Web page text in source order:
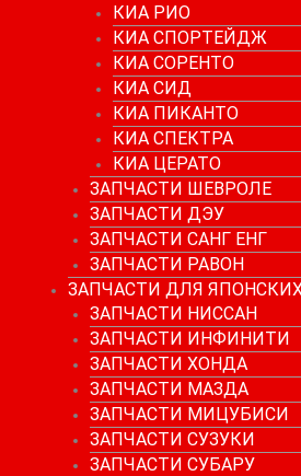
КИА РИО
КИА СПОРТЕЙДЖ
КИА СОРЕНТО
КИА СИД
КИА ПИКАНТО
КИА СПЕКТРА
КИА ЦЕРАТО
ЗАПЧАСТИ ШЕВРОЛЕ
ЗАПЧАСТИ ДЭУ
ЗАПЧАСТИ САНГ ЕНГ
ЗАПЧАСТИ РАВОН
ЗАПЧАСТИ ДЛЯ
ЗАПЧАСТИ НИССАН
ЗАПЧАСТИ ИНФИНИТИ
ЗАПЧАСТИ ХОНДА
ЗАПЧАСТИ МАЗДА
ЗАПЧАСТИ МИЦУБИСИ
ЗАПЧАСТИ СУЗУКИ
ЗАПЧАСТИ СУБАРУ